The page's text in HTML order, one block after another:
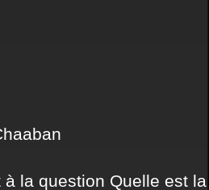
la question Quelle est la